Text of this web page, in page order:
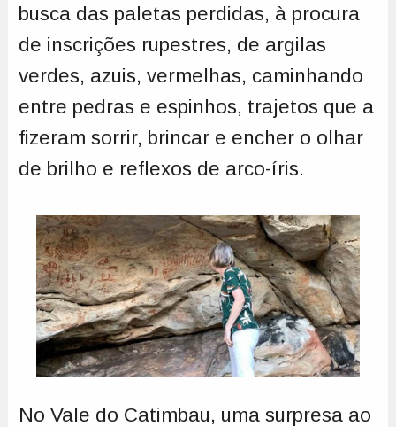
busca das paletas perdidas, à procura
de inscrições rupestres, de argilas
verdes, azuis, vermelhas, caminhando
entre pedras e espinhos, trajetos que a
fizeram sorrir, brincar e encher o olhar
de brilho e reflexos de arco-íris.
No Vale do Catimbau, uma surpresa ao